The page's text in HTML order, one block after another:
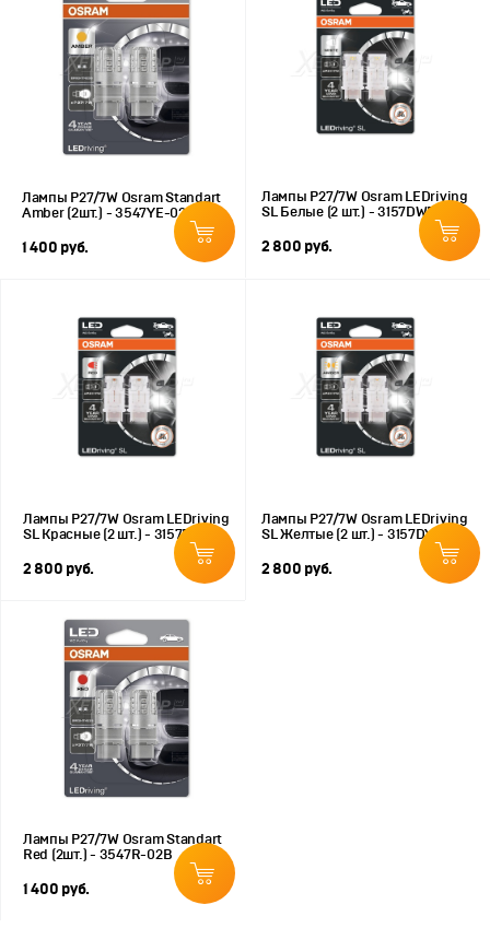
Лампы P27/7W Osram Standart
Amber (2шт.) - 3547YE-02B
1 400 руб.
Лампы P27/7W Osram LEDriving
SL Белые (2 шт.) - 3157DWP
2 800 руб.
Лампы P27/7W Osram LEDriving
SL Красные (2 шт.) - 3157DRP
2 800 руб.
Лампы P27/7W Osram LEDriving
SL Желтые (2 шт.) - 3157DYP
2 800 руб.
Лампы P27/7W Osram Standart
Red (2шт.) - 3547R-02B
1 400 руб.